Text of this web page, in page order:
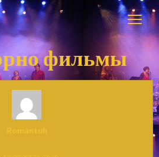
фильмы
Romantuh